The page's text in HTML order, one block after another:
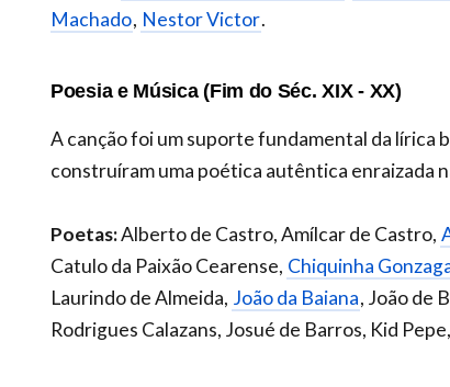
Machado, Nestor Victor.
Poesia e Música (Fim do Séc. XIX - XX)
A canção foi um suporte fundamental da lírica
construíram uma poética autêntica enraizada
Poetas:Alberto de Castro, Amílcar de Castro,
Catulo da Paixão Cearense, Chiquinha
Laurindo de Almeida, João da Baiana, João de
Rodrigues Calazans, Josué de Barros, Kid